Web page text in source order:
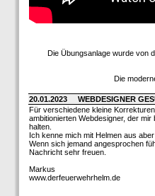
Die Übungsanlage wurde von
Die
20.01.2023
WEBDESIGNER
Für verschiedene kleine
ambitionierten Webdesigner, der
halten.
Ich kenne mich mit Helmen aus
Wenn sich jemand angesprochen
Nachricht sehr freuen.
Markus
www.derfeuerwehrhelm.de